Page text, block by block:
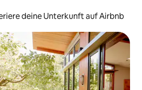
deine Unterkunft auf Airbnb